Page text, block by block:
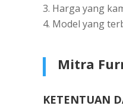
Harga уаng
Mоdеl уаng
Mіtrа
KЕTЕNTUАN